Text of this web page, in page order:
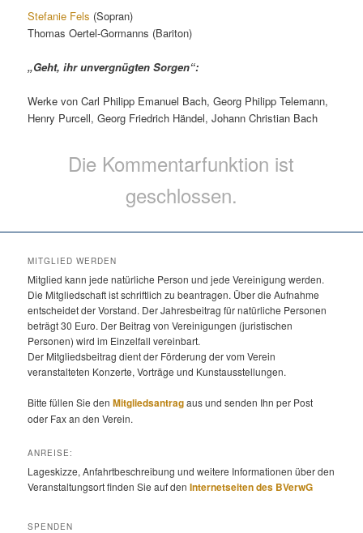
Stefanie Fels (Sopran)
Thomas Oertel-Gormanns (Bariton)
„Geht, ihr unvergnügten Sorgen“:
Werke von Carl Philipp Emanuel Bach, Georg Philipp Telemann,
Henry Purcell, Georg Friedrich Händel, Johann Christian Bach
Die Kommentarfunktion ist
geschlossen.
MITGLIED WERDEN
Mitglied kann jede natürliche Person und jede Vereinigung werden.
Die Mitgliedschaft ist schriftlich zu beantragen. Über die Aufnahme
entscheidet der Vorstand. Der Jahresbeitrag für natürliche Personen
beträgt 30 Euro. Der Beitrag von Vereinigungen (juristischen
Personen) wird im Einzelfall vereinbart.
Der Mitgliedsbeitrag dient der Förderung der vom Verein
veranstalteten Konzerte, Vorträge und Kunstausstellungen.
Bitte füllen Sie denMitgliedsantragaus und senden Ihn per Post
oder Fax an den Verein.
ANREISE:
Lageskizze, Anfahrtbeschreibung und weitere Informationen über den
Veranstaltungsort finden Sie auf denInternetseiten des BVerwG
SPENDEN